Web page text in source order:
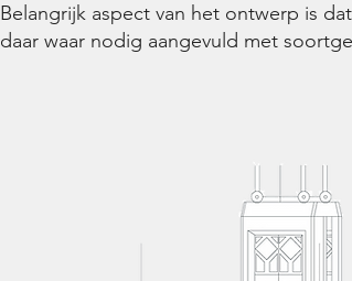
Belangrijk aspect van het ontwerp is
daar waar nodig aangevuld met